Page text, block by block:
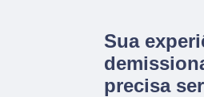
Sua
precisa